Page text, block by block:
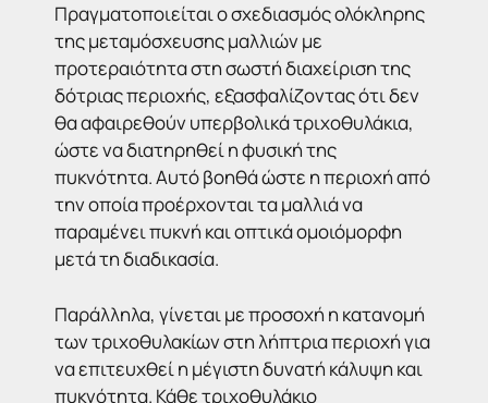
Πραγματοποιείται ο σχεδιασμός ολόκληρης
της μεταμόσχευσης μαλλιών με
προτεραιότητα στη σωστή διαχείριση της
δότριας περιοχής, εξασφαλίζοντας ότι δεν
θα αφαιρεθούν υπερβολικά τριχοθυλάκια,
ώστε να διατηρηθεί η φυσική της
πυκνότητα. Αυτό βοηθά ώστε η περιοχή από
την οποία προέρχονται τα μαλλιά να
παραμένει πυκνή και οπτικά ομοιόμορφη
μετά τη διαδικασία.
Παράλληλα, γίνεται με προσοχή η κατανομή
των τριχοθυλακίων στη λήπτρια περιοχή για
να επιτευχθεί η μέγιστη δυνατή κάλυψη και
πυκνότητα. Κάθε τριχοθυλάκιο